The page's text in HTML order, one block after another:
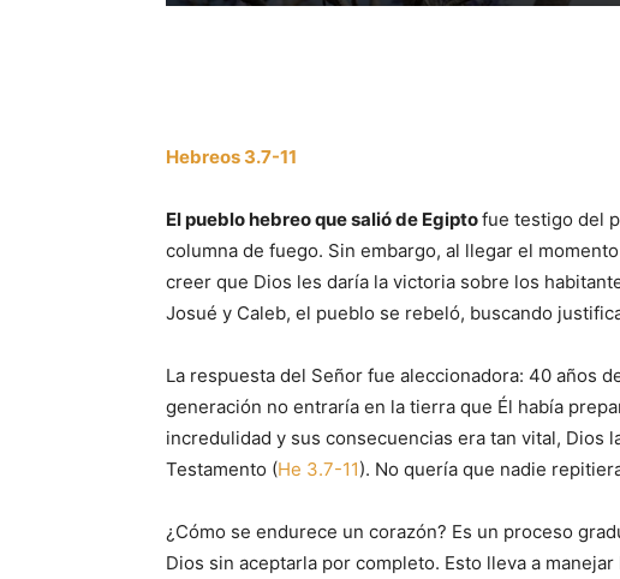
Hebreos 3.7-11
El pueblo hebreo que salió de Egiptofue testigo del
columna de fuego. Sin embargo, al llegar el
creer que Dios les daría la victoria sobre los
Josué y Caleb, el pueblo se rebeló, buscando
La respuesta del Señor fue aleccionadora: 40 años
generación no entraría en la tierra que Él había
incredulidad y sus consecuencias era tan vital, Dios
Testamento (He 3.7-11). No quería que nadie
¿Cómo se endurece un corazón? Es un proceso
Dios sin aceptarla por completo. Esto lleva a